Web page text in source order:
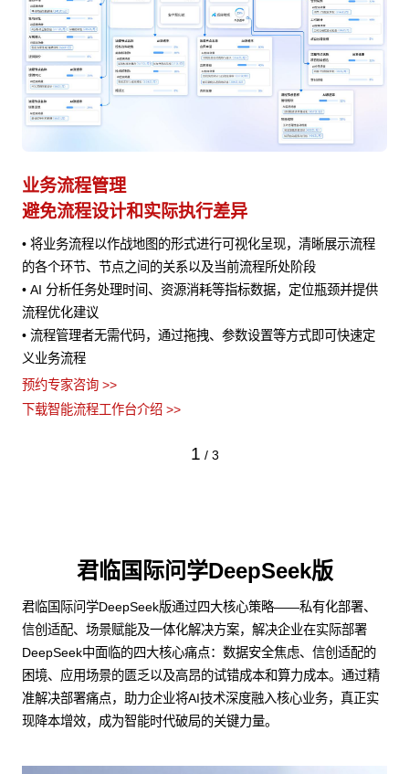
业务流程管理
避免流程设计和实际执行差异
• 将业务流程以作战地图的形式进行可视化呈现，清晰展示流程
的各个环节、节点之间的关系以及当前流程所处阶段
• AI 分析任务处理时间、资源消耗等指标数据，定位瓶颈并提供
流程优化建议
• 流程管理者无需代码，通过拖拽、参数设置等方式即可快速定
义业务流程
预约专家咨询 >>
下载智能流程工作台介绍 >>
1 / 3
君临国际问学DeepSeek版
君临国际问学DeepSeek版通过四大核心策略——私有化部署、
信创适配、场景赋能及一体化解决方案，解决企业在实际部署
DeepSeek中面临的四大核心痛点：数据安全焦虑、信创适配的
困境、应用场景的匮乏以及高昂的试错成本和算力成本。通过精
准解决部署痛点，助力企业将AI技术深度融入核心业务，真正实
现降本增效，成为智能时代破局的关键力量。